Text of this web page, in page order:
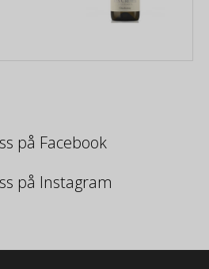
på Facebook
på Instagram